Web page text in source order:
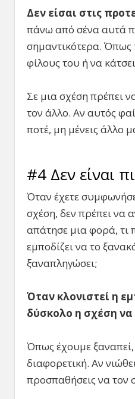
Δεν είσαι στις
πάνω από σένα αυτά
σημαντικότερα. Όπως
φίλους του ή να
Σε μια σχέση πρέπει
τον άλλο. Αν αυτός
ποτέ, μη μένεις άλλο
#4 Δεν είναι
Όταν έχετε
σχέση, δεν πρέπει να
απάτησε μια φορά, τι
εμποδίζει να το
ξαναπληγώσει;
Όταν κλονιστεί η
δύσκολο η σχέση να
Όπως έχουμε ξαναπεί,
διαφορετική. Αν
προσπαθήσεις να τον